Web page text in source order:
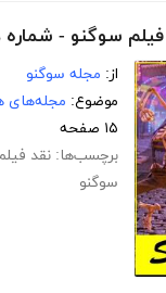
فیلم سوگنو -
از: مجله سوگنو
موضوع: مجله‌های
۱۵ صفحه
برچسب‌ها: نقد
سوگنو